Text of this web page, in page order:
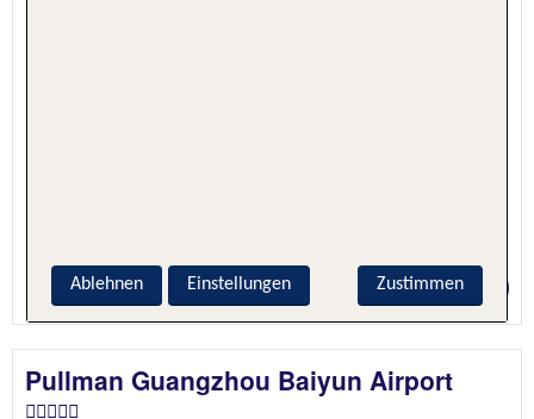
Preis p.P. ab 24 €
Pullman Guangzhou Baiyun Airport
Zustimmen
Ablehnen Einstellungen